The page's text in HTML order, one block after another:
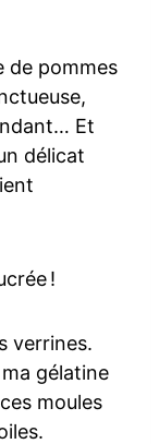
de pommes
Et
délicat
!
verrines.
gélatine
moules